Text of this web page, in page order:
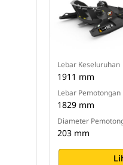
Lebar Keseluruhan
1911 mm
Lebar Pemotongan
1829 mm
Diameter
203 mm